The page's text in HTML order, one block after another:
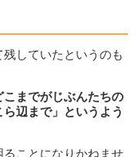
していたというのも
までがじぶんたちの
辺まで」というよう
ことになりかねませ